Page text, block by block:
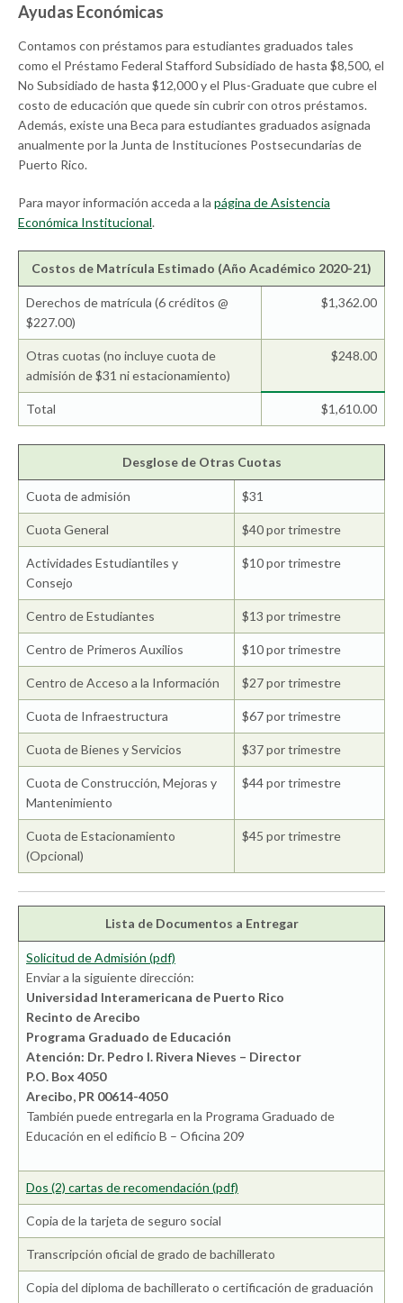
Ayudas Económicas
Contamos con préstamos para estudiantes graduados tales
como el Préstamo Federal Stafford Subsidiado de hasta $8,500, el
No Subsidiado de hasta $12,000 y el Plus-Graduate que cubre el
costo de educación que quede sin cubrir con otros préstamos.
Además, existe una Beca para estudiantes graduados asignada
anualmente por la Junta de Instituciones Postsecundarias de
Puerto Rico.
Para mayor información acceda a la página de Asistencia
Económica Institucional.
Costos de Matrícula Estimado (Año Académico 2020-21)
Derechos de matrícula (6 créditos @
$227.00)
$1,362.00
Otras cuotas (no incluye cuota de
admisión de $31 ni estacionamiento)
$248.00
Total $1,610.00
Desglose de Otras Cuotas
Cuota de admisión $31
Cuota General $40 por trimestre
Actividades Estudiantiles y
Consejo
$10 por trimestre
Centro de Estudiantes $13 por trimestre
Centro de Primeros Auxilios $10 por trimestre
Centro de Acceso a la Información $27 por trimestre
Cuota de Infraestructura $67 por trimestre
Cuota de Bienes y Servicios $37 por trimestre
Cuota de Construcción, Mejoras y
Mantenimiento
$44 por trimestre
Cuota de Estacionamiento
(Opcional)
$45 por trimestre
Lista de Documentos a Entregar
Solicitud de Admisión (pdf)
Enviar a la siguiente dirección:
Universidad Interamericana de Puerto Rico
Recinto de Arecibo
Programa Graduado de Educación
Atención: Dr. Pedro I. Rivera Nieves – Director
P.O. Box 4050
Arecibo, PR 00614-4050
También puede entregarla en la Programa Graduado de
Educación en el edificio B – Oficina 209
Dos (2) cartas de recomendación (pdf)
Copia de la tarjeta de seguro social
Transcripción oficial de grado de bachillerato
Copia del diploma de bachillerato o certificación de graduación